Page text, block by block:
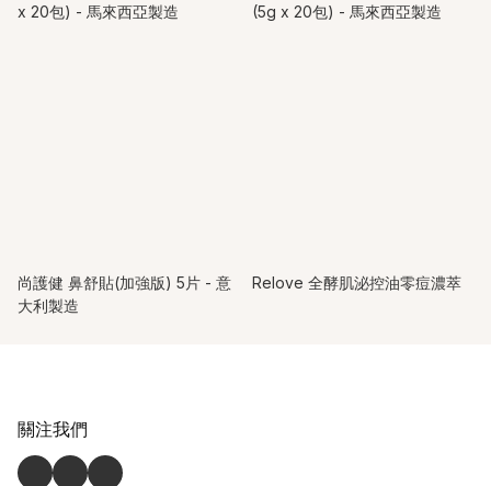
x 20包) - 馬來西亞製造
(5g x 20包) - 馬來西亞製造
尚護健 鼻舒貼(加強版) 5片 - 意
大利製造
Relove 全酵肌泌控油零痘濃萃
關注我們